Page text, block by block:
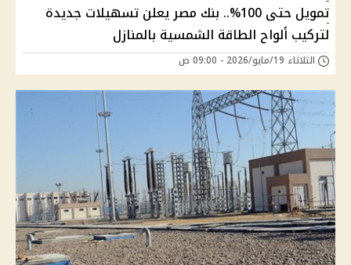
تمويل حتى 100%.. بنك مصر يعلن تسهيلات جديدة
لتركيب ألواح الطاقة الشمسية بالمنازل
الثلاثاء 19/مايو/2026 - 09:00 ص